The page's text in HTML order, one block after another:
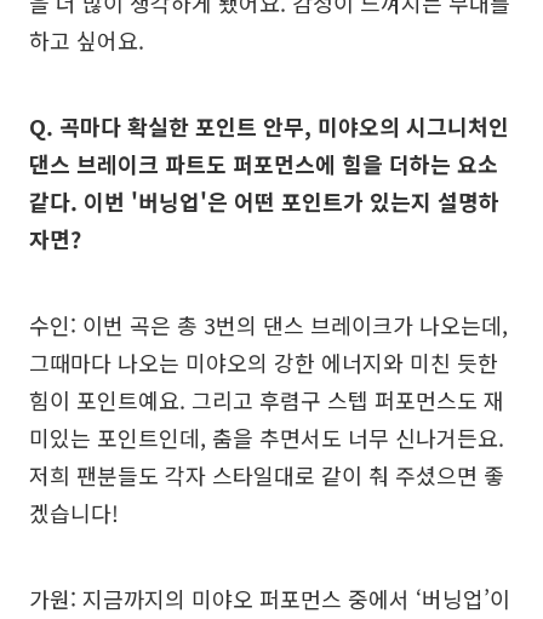
하고 싶어요.
Q. 곡마다 확실한 포인트 안무, 미야오의 시그니처인
댄스 브레이크 파트도 퍼포먼스에 힘을 더하는 요소
같다. 이번 '버닝업'은 어떤 포인트가 있는지 설명하
자면?
수인: 이번 곡은 총 3번의 댄스 브레이크가 나오는데,
그때마다 나오는 미야오의 강한 에너지와 미친 듯한
힘이 포인트예요. 그리고 후렴구 스텝 퍼포먼스도 재
미있는 포인트인데, 춤을 추면서도 너무 신나거든요.
저희 팬분들도 각자 스타일대로 같이 춰 주셨으면 좋
겠습니다!
가원: 지금까지의 미야오 퍼포먼스 중에서 ‘버닝업’이